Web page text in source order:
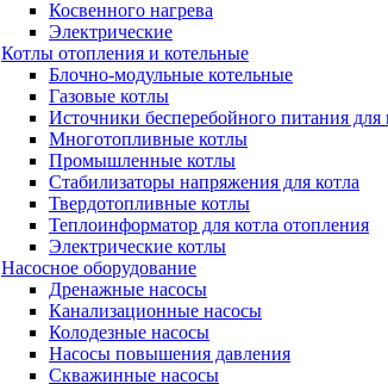
Косвенного нагрева
Электрические
Котлы отопления и котельные
Блочно-модульные котельные
Газовые котлы
Источники бесперебойного питания для
Многотопливные котлы
Промышленные котлы
Стабилизаторы напряжения для котла
Твердотопливные котлы
Теплоинформатор для котла отопления
Электрические котлы
Насосное оборудование
Дренажные насосы
Канализационные насосы
Колодезные насосы
Насосы повышения давления
Скважинные насосы